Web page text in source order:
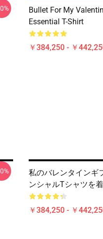
Bullet For My
Essential T-Shirt
￥384,250 - ￥
私のバレンタインギ
ンシャルTシャツを
￥384,250 - ￥